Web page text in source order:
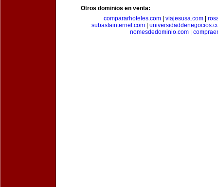
Otros dominios en venta:
compararhoteles.com| viajesusa.com|
subastainternet.com|
nomesdedominio.com|